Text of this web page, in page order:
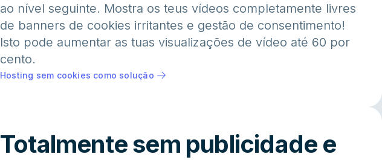
ao nível seguinte. Mostra os teus vídeos completamente livres
de banners de cookies irritantes e gestão de consentimento!
Isto pode aumentar as tuas visualizações de vídeo até 60 por
cento.
Hosting sem cookies como solução
Totalmente sem publicidade e